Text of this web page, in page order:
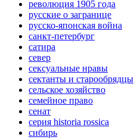
революция 1905 года
русские о загранице
русско-японская война
санкт-петербург
сатира
север
сексуальные нравы
сектанты и старообрядцы
сельское хозяйство
семейное право
сенат
серия historia rossica
сибирь